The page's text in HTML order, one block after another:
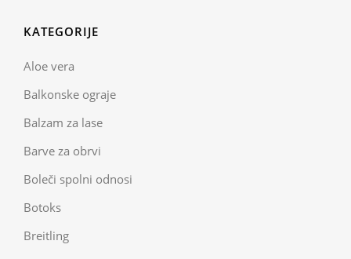
KATEGORIJE
Aloe vera
Balkonske ograje
Balzam za lase
Barve za obrvi
Boleči spolni odnosi
Botoks
Breitling